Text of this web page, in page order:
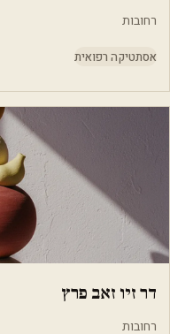
רחובות
אסתטיקה רפואית
דר זיו זאב פרץ
רחובות